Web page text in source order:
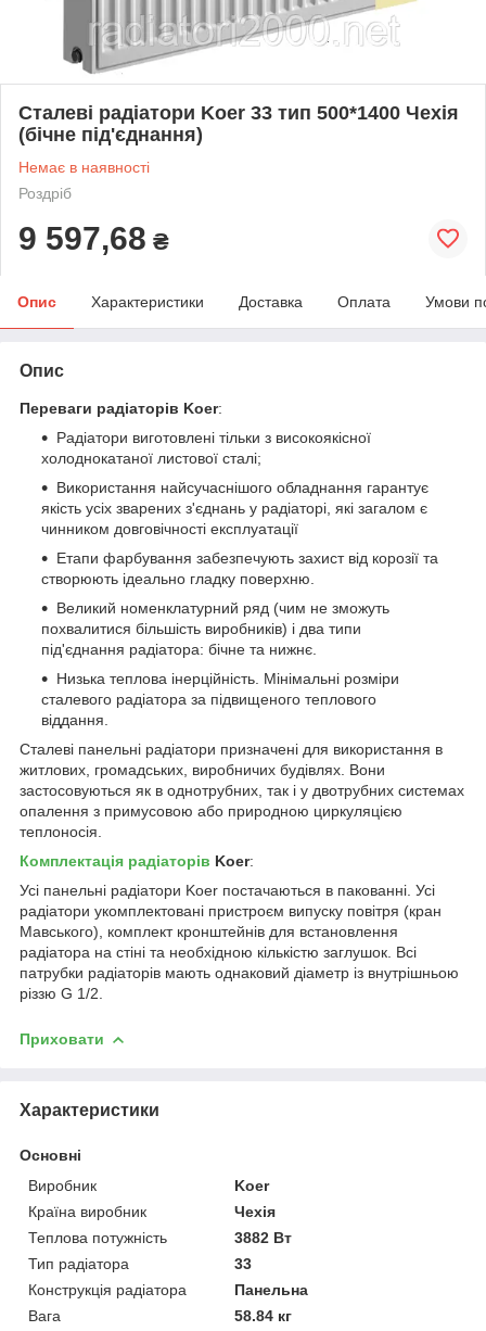
Сталеві радіатори Koer 33 тип 500*1400 Чехія
(бічне під'єднання)
Немає в наявності
Роздріб
9 597,68 ₴
Опис Характеристики Доставка Оплата Умови
Опис
Переваги радіаторів Koer:
Радіатори виготовлені тільки з високоякісної
холоднокатаної листової сталі;
Використання найсучаснішого обладнання гарантує
якість усіх зварених з'єднань у радіаторі, які загалом є
чинником довговічності експлуатації
Етапи фарбування забезпечують захист від корозії та
створюють ідеально гладку поверхню.
Великий номенклатурний ряд (чим не зможуть
похвалитися більшість виробників) і два типи
під'єднання радіатора: бічне та нижнє.
Низька теплова інерційність. Мінімальні розміри
сталевого радіатора за підвищеного теплового
віддання.
Сталеві панельні радіатори призначені для використання в
житлових, громадських, виробничих будівлях. Вони
застосовуються як в однотрубних, так і у двотрубних системах
опалення з примусовою або природною циркуляцією
теплоносія.
Комплектація радіаторів Koer:
Усі панельні радіатори Koer постачаються в пакованні. Усі
радіатори укомплектовані пристроєм випуску повітря (кран
Мавського), комплект кронштейнів для встановлення
радіатора на стіні та необхідною кількістю заглушок. Всі
патрубки радіаторів мають однаковий діаметр із внутрішньою
різзю G 1/2.
Приховати
Характеристики
Основні
Виробник
Koer
Країна виробник
Чехія
Теплова потужність
3882 Вт
Тип радіатора
33
Конструкція радіатора
Панельна
Вага
58.84 кг